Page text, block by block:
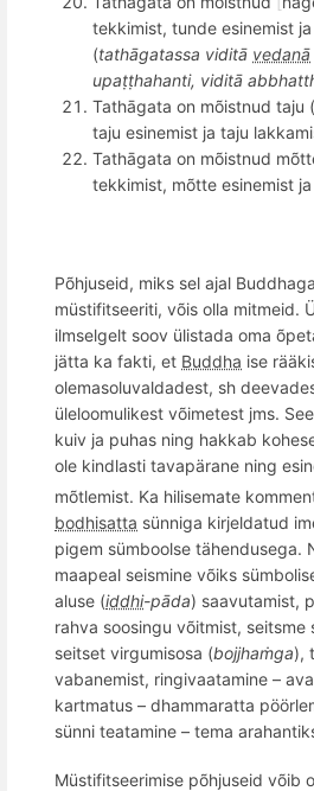
tekkimist, tunde esinemist
(tathāgatassa viditā vedanā
upaṭṭhahanti, viditā
Tathāgata on mõistnud taju (
taju esinemist ja taju
Tathāgata on mõistnud
tekkimist, mõtte esinemist ja
Põhjuseid, miks sel ajal
müstifitseeriti, võis olla mitmeid.
ilmselgelt soov ülistada oma
jätta ka fakti, et Buddha ise
olemasoluvaldadest, sh
üleloomulikest võimetest jms.
kuiv ja puhas ning hakkab
ole kindlasti tavapärane ning
mõtlemist. Ka hilisemate
bodhisatta sünniga kirjeldatud
pigem sümboolse tähendusega.
maapeal seismine võiks
aluse (iddhi-pāda) saavutamist, p
rahva soosingu võitmist, seitsme
seitset virgumisosa (bojjhaṁga),
vabanemist, ringivaatamine –
kartmatus – dhammaratta pöö
sünni teatamine – tema
Müstifitseerimise põhjuseid võib